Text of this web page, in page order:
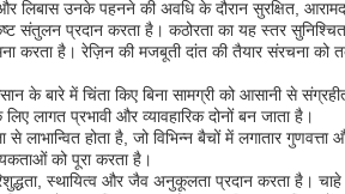
उनके पहनने की अवधि के दौरान सुरक्षित,
संतुलन प्रदान करता है। कठोरता का यह स्तर
करता है। रेज़िन की मजबूती दांत की तैयार संरचना
बारे में चिंता किए बिना सामग्री को आसानी से
लागत प्रभावी और व्यावहारिक दोनों बन जाता है।
से लाभान्वित होता है, जो विभिन्न बैचों में लगातार
को पूरा करता है।
स्थायित्व और जैव अनुकूलता प्रदान करता है। चाहे